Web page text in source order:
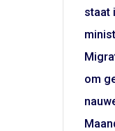
staat
om